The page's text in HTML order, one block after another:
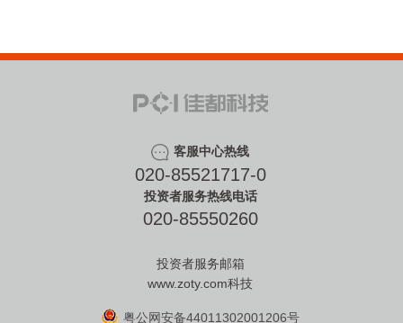
客服中心热线
020-85521717-0
投资者服务热线电话
020-85550260
投资者服务邮箱
www.zoty.com科技
粤公网安备44011302001206号